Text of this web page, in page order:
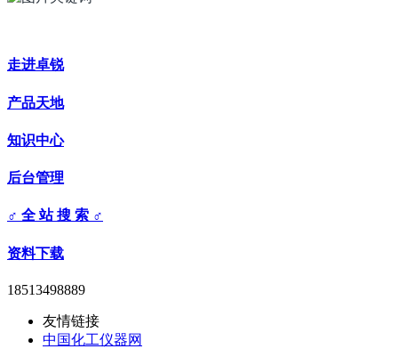
走进卓锐
产品天地
知识中心
后台管理
♂ 全 站 搜 索 ♂
资料下载
18513498889
友情链接
中国化工仪器网